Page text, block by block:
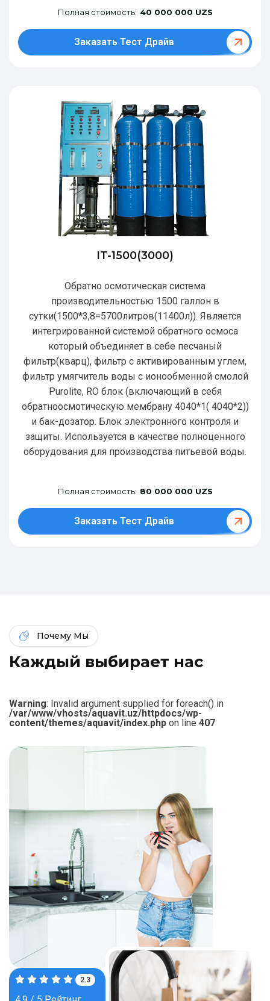
Полная стоимость: 40 000 000 UZS
Заказать Тест Драйв
IT-1500(3000)
Обратно осмотическая система
производительностью 1500 галлон в
сутки(1500*3,8=5700литров(11400л)). Является
интегрированной системой обратного осмоса
который объединяет в себе песчаный
фильтр(кварц), фильтр с активированным углем,
фильтр умягчитель воды с ионообменной смолой
Purolite, RO блок (включающий в себя
обратноосмотическую мембрану 4040*1( 4040*2))
и бак-дозатор. Блок электронного контроля и
защиты. Используется в качестве полноценного
оборудования для производства питьевой воды.
Полная стоимость: 80 000 000 UZS
Заказать Тест Драйв
Почему Мы
Каждый выбирает нас
Warning: Invalid argument supplied for foreach() in
/var/www/vhosts/aquavit.uz/httpdocs/wp-
content/themes/aquavit/index.php on line 407
3.8